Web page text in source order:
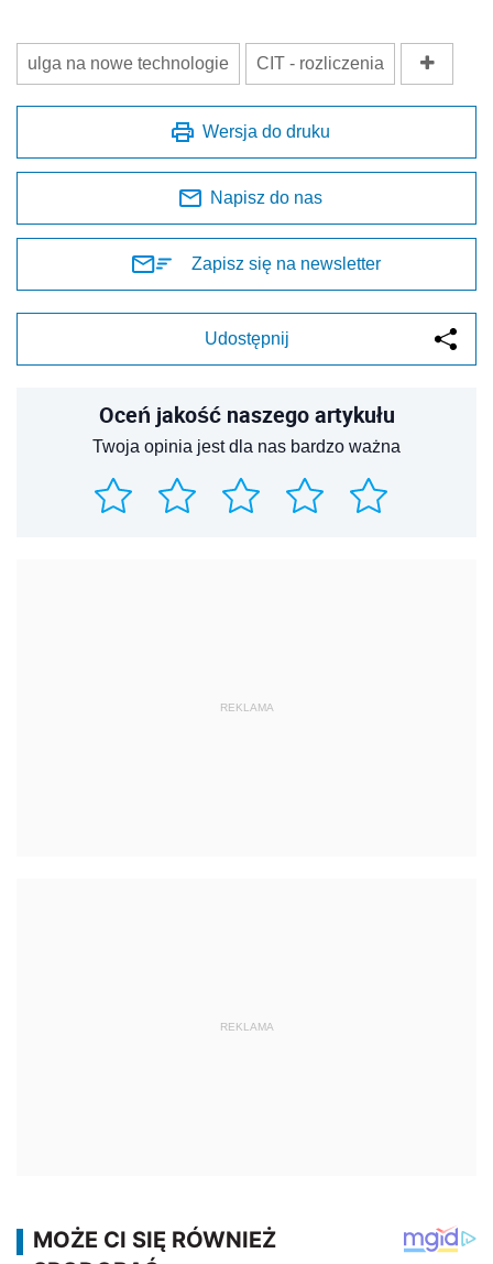
ulga na nowe technologie CIT - rozliczenia
Wersja do druku
Napisz do nas
Zapisz się na newsletter
Udostępnij
Oceń jakość naszego artykułu
Twoja opinia jest dla nas bardzo ważna
REKLAMA
REKLAMA